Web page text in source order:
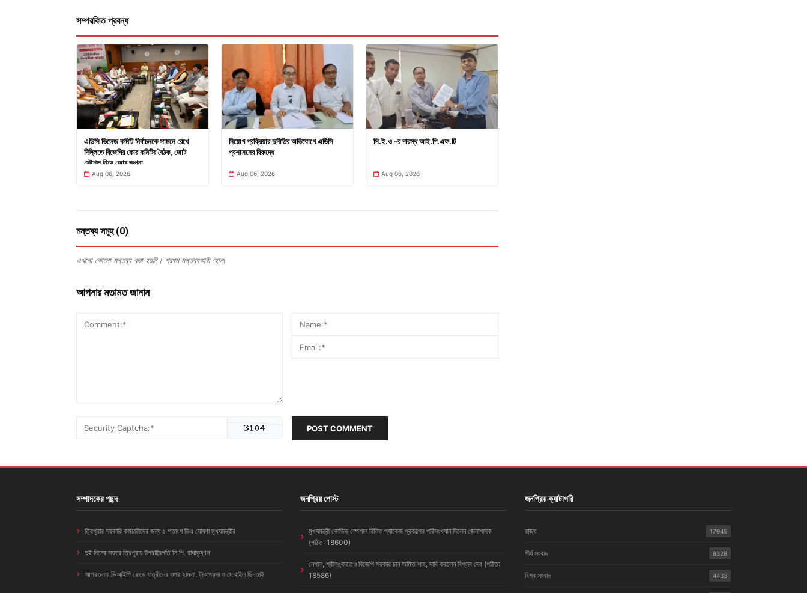
সম্পরকিত প্রবন্ধ
এডিসি ভিলেজ কমিটি নির্বাচনকে সামনে রেখে
দিল্লিতে বিজেপির কোর কমিটির বৈঠক, জোট
কৌশল নিয়ে জোর জল্পনা
Aug 06, 2026
নিয়োগ প্রক্রিয়ার দুর্নীতির অভিযোগে এডিসি
প্রশাসনের বিরুদ্ধে
Aug 06, 2026
সি.ই.ও -র দারস্থ আই.পি.এফ.টি
Aug 06, 2026
মন্তব্য সমূহ (0)
এখনো কোনো মন্তব্য করা হয়নি। প্রথম মন্তব্যকারী হোন!
আপনার মতামত জানান
POST COMMENT
সম্পাদকের পছন্দ
ত্রিপুরার সরকারি কর্মচারীদের জন্য ৫ শতাংশ ডিএ ঘোষণা মুখ্যমন্ত্রীর
দুই দিনের সফরে ত্রিপুরায় উপরাষ্ট্রপতি সি.পি. রাধাকৃষ্ণন
আগরতলায় ভিআইপি রোডে যাত্রীদের ওপর হামলা, টাকাপয়সা ও মোবাইল ছিনতাই
জনপ্রিয় পোস্ট
মুখ্যমন্ত্রী কোভিড স্পেশাল রিলিফ প্যাকেজ প্রকল্পের পরিসংখ্যান দিলেন জেলাশাসক
(পঠিত: 18600)
নেপাল, শ্রীলঙ্কাতেও বিজেপি সরকার চান অমিত শাহ, দাবি করলেন বিপ্লব দেব (পঠিত:
18586)
জনপ্রিয় ক্যাটাগরি
রাজ্য 17945
শীর্ষ সংবাদ 8328
বিশ্ব সংবাদ 4433